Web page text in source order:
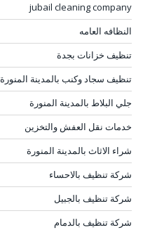
jubail cleaning company
النظافه العامه
تنظيف خزانات بجدة
تنظيف سجاد وكنب بالمدينة المنورة
جلي البلاط بالمدينة المنورة
خدمات نقل العفش والتخزين
شراء الاثاث بالمدينة المنورة
شركة تنظيف بالاحساء
شركة تنظيف بالجبيل
شركة تنظيف بالدمام